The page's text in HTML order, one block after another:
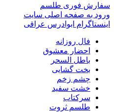
سفارش فوری طلسم
ورود به صفحه اصلی سایت
اینستاگرام ابوادرس عراقی
فال روزانه
احضار معشوق
باطل السحر
بخت گشایی
چشم زخم
خشت سفید
سرکتاب
طلسم ثروت